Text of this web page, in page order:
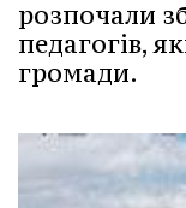
розпочали
педагогів,
громади.